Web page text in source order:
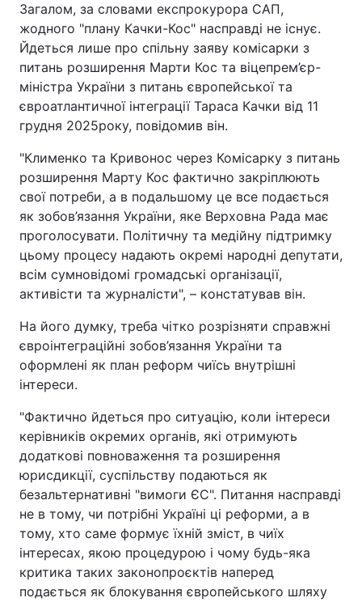
Загалом, за словами експрокурора САП,
жодного "плану Качки-Кос" насправді не існує.
Йдеться лише про спільну заяву комісарки з
питань розширення Марти Кос та віцепрем’єр-
міністра України з питань європейської та
євроатлантичної інтеграції Тараса Качки від 11
грудня 2025року, повідомив він.
"Клименко та Кривонос через Комісарку з питань
розширення Марту Кос фактично закріплюють
свої потреби, а в подальшому це все подається
як зобов’язання України, яке Верховна Рада має
проголосувати. Політичну та медійну підтримку
цьому процесу надають окремі народні депутати,
всім сумновідомі громадські організації,
активісти та журналісти", – констатував він.
На його думку, треба чітко розрізняти справжні
євроінтеграційні зобов’язання України та
оформлені як план реформ чиїсь внутрішні
інтереси.
"Фактично йдеться про ситуацію, коли інтереси
керівників окремих органів, які отримують
додаткові повноваження та розширення
юрисдикції, суспільству подаються як
безальтернативні "вимоги ЄС". Питання насправді
не в тому, чи потрібні Україні ці реформи, а в
тому, хто саме формує їхній зміст, в чиїх
інтересах, якою процедурою і чому будь-яка
критика таких законопроєктів наперед
подається як блокування європейського шляху